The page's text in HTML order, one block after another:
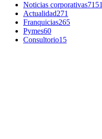
Noticias corporativas7151
Actualidad271
Franquicias265
Pymes60
Consultorio15